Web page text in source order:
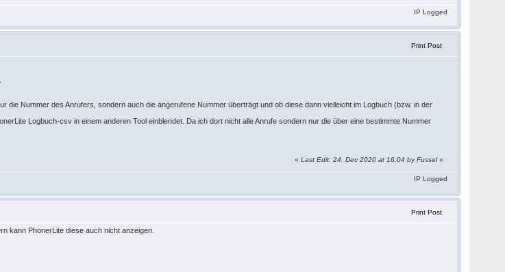
IP Logged
Print Post
die Nummer des Anrufers, sondern auch die angerufene Nummer überträgt und ob diese dann vielleicht im Logbuch (bzw. in der
Logbuch-csv in einem anderen Tool einblendet. Da ich dort nicht alle Anrufe sondern nur die über eine bestimmte Nummer
«Last Edit: 24. Dec 2020 at 16:04 by Fussel»
IP Logged
Print Post
kann PhonerLite diese auch nicht anzeigen.